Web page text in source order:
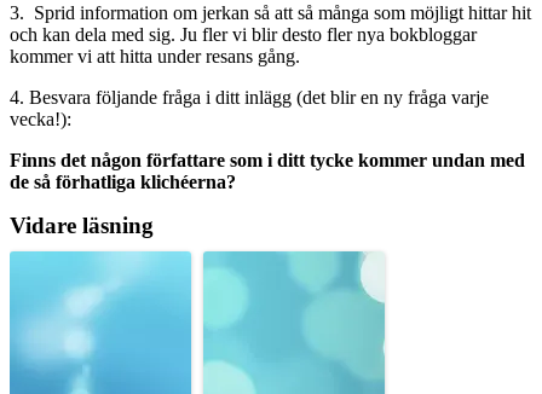
3. Sprid information om jerkan så att så många som möjligt hittar hit
och kan dela med sig. Ju fler vi blir desto fler nya bokbloggar
kommer vi att hitta under resans gång.
4. Besvara följande fråga i ditt inlägg (det blir en ny fråga varje
vecka!):
Finns det någon författare som i ditt tycke kommer undan med
de så förhatliga klichéerna?
Vidare läsning